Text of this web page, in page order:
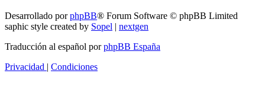
Desarrollado porphpBB® Forum Software © phpBB Limited
saphic style created by Sopel | nextgen
Traducción al español porphpBB España
Privacidad | Condiciones